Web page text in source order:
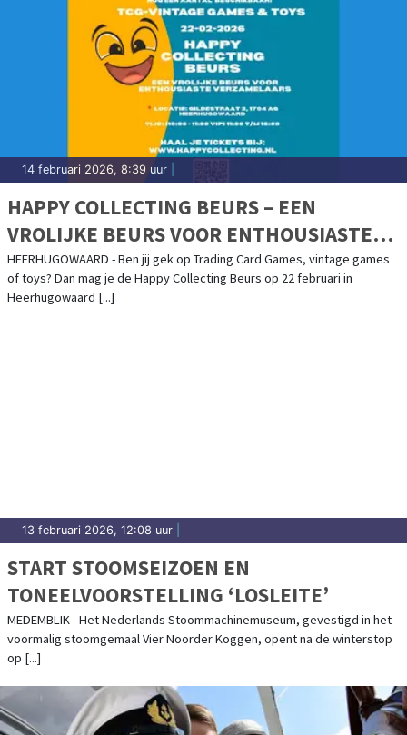
14 februari 2026, 8:39 uur
HAPPY COLLECTING BEURS – EEN
VROLIJKE BEURS VOOR ENTHOUSIASTE
VERZAMELAARS
HEERHUGOWAARD - Ben jij gek op Trading Card Games, vintage games
of toys? Dan mag je de Happy Collecting Beurs op 22 februari in
Heerhugowaard [...]
13 februari 2026, 12:08 uur
START STOOMSEIZOEN EN
TONEELVOORSTELLING ‘LOSLEITE’
MEDEMBLIK - Het Nederlands Stoommachinemuseum, gevestigd in het
voormalig stoomgemaal Vier Noorder Koggen, opent na de winterstop
op [...]